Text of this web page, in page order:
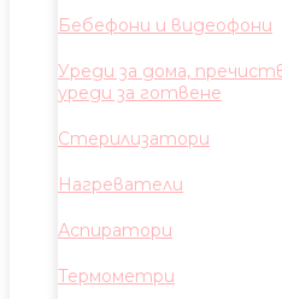
Бебефони и видеофони
Уреди за дома,
уреди за готвене
Стерилизатори
Нагреватели
Аспиратори
Термометри